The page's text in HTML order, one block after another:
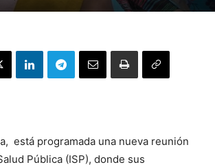
está programada una nueva reunión
Pública (ISP), donde sus